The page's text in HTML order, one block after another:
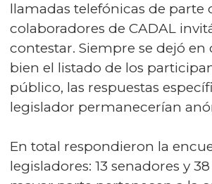
llamadas telefónicas de parte
colaboradores de CADAL
contestar. Siempre se dejó en
bien el listado de los
público, las respuestas
legislador permanecerían
En total respondieron la
legisladores: 13 senadores y